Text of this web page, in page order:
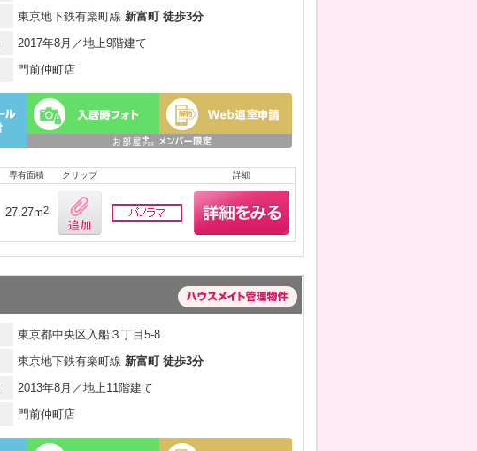
東京地下鉄有楽町線 新富町 徒歩3分
2017年8月／地上9階建て
門前仲町店
専有面積 クリップ 詳細
27.27m2
東京都中央区入船３丁目5-8
東京地下鉄有楽町線 新富町 徒歩3分
2013年8月／地上11階建て
門前仲町店